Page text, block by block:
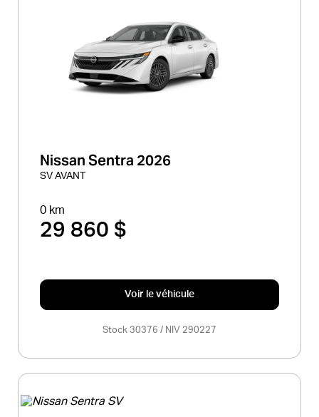
Nissan Sentra 2026
SV AVANT
0 km
29 860 $
Voir le véhicule
Stock 30376 / NIV 290227